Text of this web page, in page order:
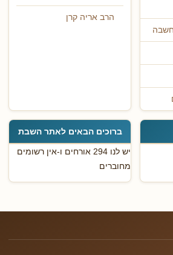
הרב אריה קרן
ברוכים הבאים לאתר השבת
יש לנו 294 אורחים ו-אין רשומים
מחוברים